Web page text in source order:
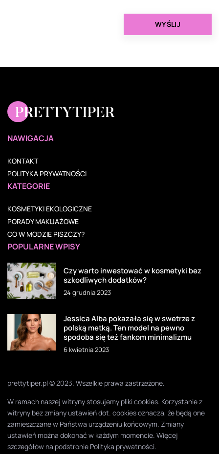
NAWIGACJA
KONTAKT
POLITYKA PRYWATNOŚCI
KATEGORIE
KOSMETYKI EKOLOGICZNE
PORADY MAKIJAŻOWE
CO W MODZIE PISZCZY?
POPULARNE WPISY
Czy warto inwestować w kosmetyki bez
szkodliwych dodatków?
24 grudnia 2023
Jessica Alba pokazała się w swetrze z
polską metką. Ten model na pewno
spodoba się też fankom minimalizmu
6 kwietnia 2023
prettytiper.pl © 2023. Wszelkie prawa zastrzeżone.
W ramach naszej witryny stosujemy pliki cookies. Korzystanie z
witryny bez zmiany ustawień dot. cookies oznacza, że będą one
zamieszczane w Państwa urządzeniu końcowym. Zmiany
ustawień można dokonać w każdym momencie. Więcej
szczegółów na podstronie Polityka prywatności.